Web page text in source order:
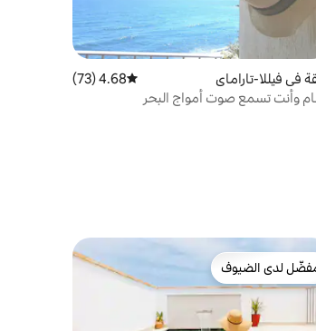
في فيللا-تاراماي متوسط التقييم 4.68 من 5، 73 مراجعات
4.68 (73)
مفضّل لدى الضيوف
لدى الضيوف